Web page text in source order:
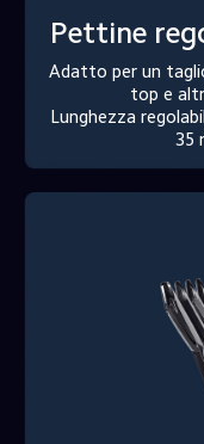
Pettine
Adatto per un
top e
Lunghezza
35